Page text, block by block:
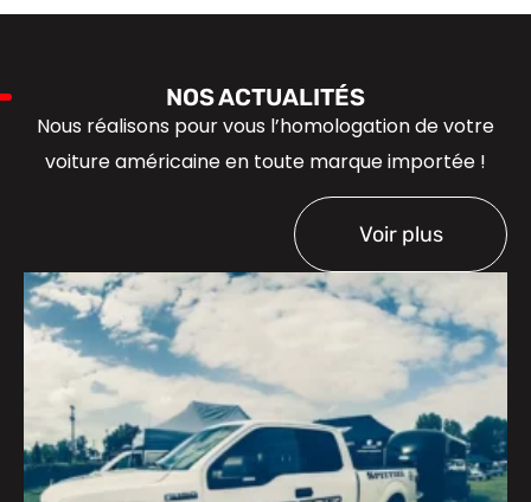
NOS ACTUALITÉS
Nous réalisons pour vous l’homologation de votre
voiture américaine en toute marque importée !
Voir plus